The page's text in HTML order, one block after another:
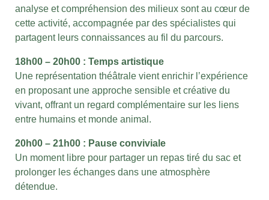
analyse et compréhension des milieux sont au cœur de
cette activité, accompagnée par des spécialistes qui
partagent leurs connaissances au fil du parcours.
18h00 – 20h00 : Temps artistique
Une représentation théâtrale vient enrichir l’expérience
en proposant une approche sensible et créative du
vivant, offrant un regard complémentaire sur les liens
entre humains et monde animal.
20h00 – 21h00 : Pause conviviale
Un moment libre pour partager un repas tiré du sac et
prolonger les échanges dans une atmosphère
détendue.